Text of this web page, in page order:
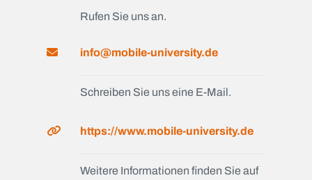
Rufen Sie uns an.
info@mobile-university.de
Schreiben Sie uns eine E-Mail.
https://www.mobile-university.de
Weitere Informationen finden Sie auf